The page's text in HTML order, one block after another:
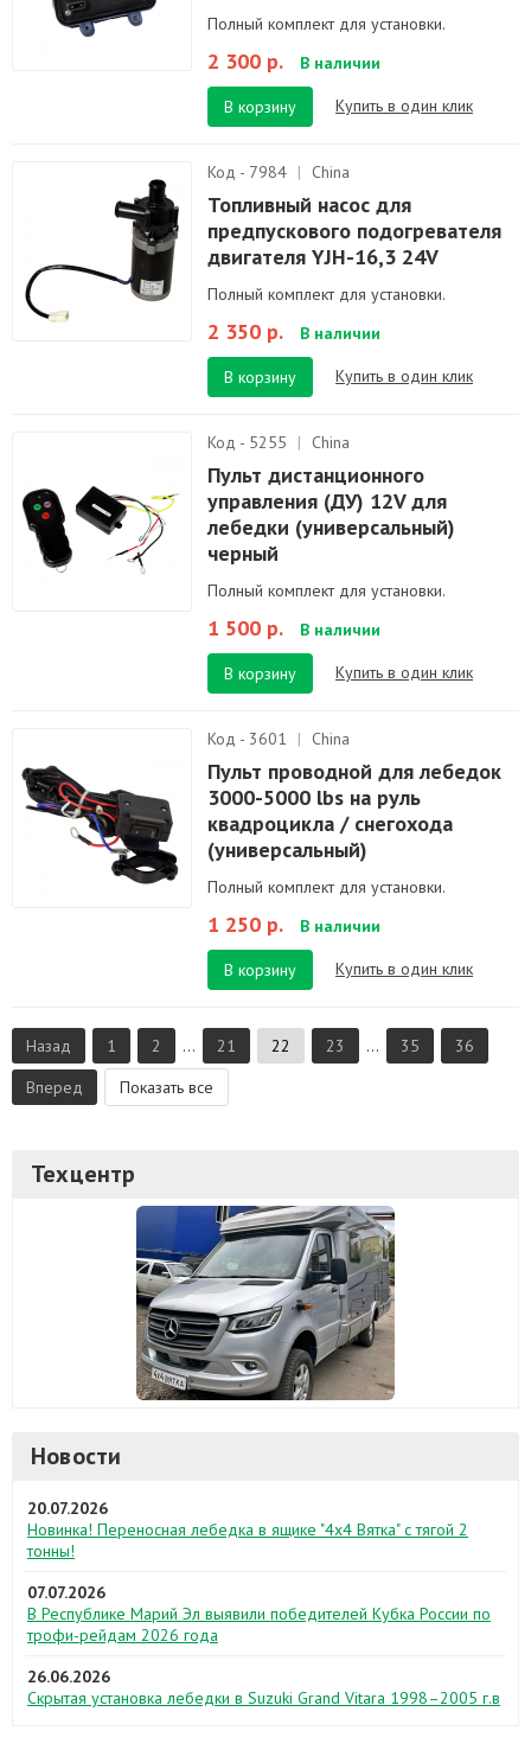
Полный комплект для установки.
2 300 р. В наличии
В корзину Купить в один клик
Код - 7984 | China
Топливный насос для
предпускового подогревателя
двигателя YJH-16,3 24V
Полный комплект для установки.
2 350 р. В наличии
В корзину Купить в один клик
Код - 5255 | China
Пульт дистанционного
управления (ДУ) 12V для
лебедки (универсальный)
черный
Полный комплект для установки.
1 500 р. В наличии
В корзину Купить в один клик
Код - 3601 | China
Пульт проводной для лебедок
3000-5000 lbs на руль
квадроцикла / снегохода
(универсальный)
Полный комплект для установки.
1 250 р. В наличии
В корзину Купить в один клик
Назад 1 2 ... 21 22 23 ... 35
36
Вперед
Показать все
Техцентр
Новости
20.07.2026
Новинка! Переносная лебедка в ящике "4х4 Вятка" с тягой 2
тонны!
07.07.2026
В Республике Марий Эл выявили победителей Кубка России по
трофи-рейдам 2026 года
26.06.2026
Скрытая установка лебедки в Suzuki Grand Vitara 1998–2005 г.в